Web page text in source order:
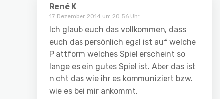
René K
17. Dezember 2014 um 20:56 Uhr
Ich glaub euch das vollkommen, dass
euch das persönlich egal ist auf welche
Plattform welches Spiel erscheint so
lange es ein gutes Spiel ist. Aber das ist
nicht das wie ihr es kommuniziert bzw.
wie es bei mir ankommt.